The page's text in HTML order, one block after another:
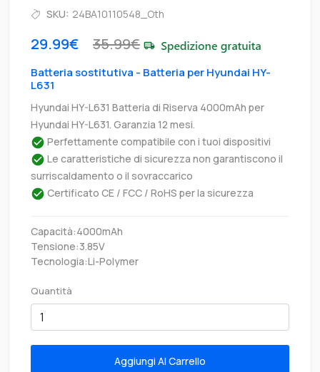
SKU: 24BA10110548_Oth
29.99€ 35.99€
Batteria sostitutiva - Batteria per Hyundai HY-
L631
Hyundai HY-L631 Batteria di Riserva 4000mAh per
Hyundai HY-L631. Garanzia 12 mesi.
Perfettamente compatibile con i tuoi dispositivi
Le caratteristiche di sicurezza non garantiscono il
surriscaldamento o il sovraccarico
Certificato CE / FCC / RoHS per la sicurezza
Capacità:4000mAh
Tensione:3.85V
Tecnologia:Li-Polymer
Quantità
Aggiungi Al Carrello